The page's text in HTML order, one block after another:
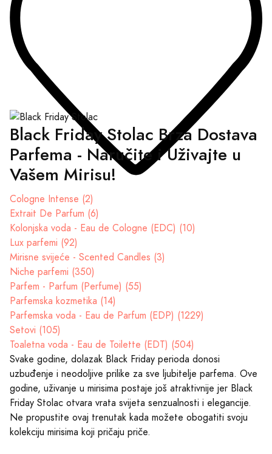
Black Friday Stolac Brza Dostava
Parfema - Naručite i Uživajte u
Vašem Mirisu!
Cologne Intense (2)
Extrait De Parfum (6)
Kolonjska voda - Eau de Cologne (EDC) (10)
Lux parfemi (92)
Mirisne svijeće - Scented Candles (3)
Niche parfemi (350)
Parfem - Parfum (Perfume) (55)
Parfemska kozmetika (14)
Parfemska voda - Eau de Parfum (EDP) (1229)
Setovi (105)
Toaletna voda - Eau de Toilette (EDT) (504)
Svake godine, dolazak Black Friday perioda donosi
uzbuđenje i neodoljive prilike za sve ljubitelje parfema. Ove
godine, uživanje u mirisima postaje još atraktivnije jer Black
Friday Stolac otvara vrata svijeta senzualnosti i elegancije.
Ne propustite ovaj trenutak kada možete obogatiti svoju
kolekciju mirisima koji pričaju priče.